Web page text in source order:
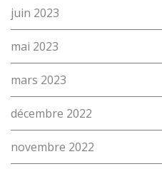
Actualités
Contact
proFonds
Portes ouvertes 2026
Cours interentreprises
Recherche
(Par exemple: un métier ou
juin 2023
mai 2023
mars 2023
décembre 2022
novembre 2022